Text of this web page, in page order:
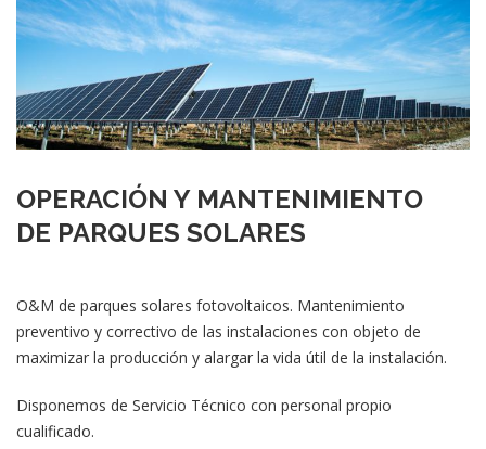
OPERACIÓN Y MANTENIMIENTO
DE PARQUES SOLARES
O&M de parques solares fotovoltaicos. Mantenimiento
preventivo y correctivo de las instalaciones con objeto de
maximizar la producción y alargar la vida útil de la instalación.
Disponemos de Servicio Técnico con personal propio
cualificado.